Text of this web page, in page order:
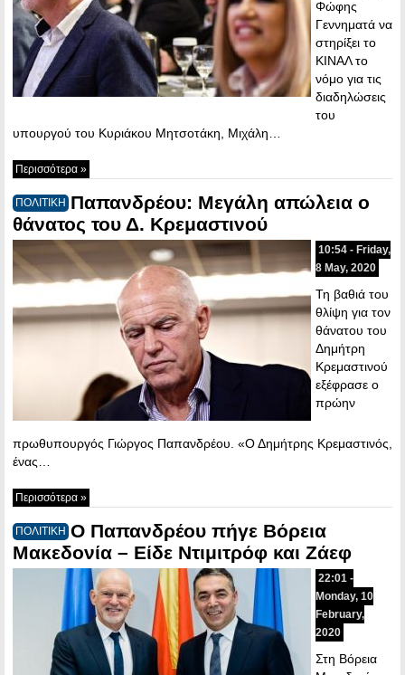
Φώφης
Γεννηματά να
στηρίξει το
ΚΙΝΑΛ το
νόμο για τις
διαδηλώσεις
του
υπουργού του Κυριάκου Μητσοτάκη, Μιχάλη…
Περισσότερα »
ΠΟΛΙΤΙΚΗ Παπανδρέου: Μεγάλη απώλεια ο
θάνατος του Δ. Κρεμαστινού
10:54 - Friday,
8 May, 2020
Τη βαθιά του
θλίψη για τον
θάνατου του
Δημήτρη
Κρεμαστινού
εξέφρασε ο
πρώην
πρωθυπουργός Γιώργος Παπανδρέου. «Ο Δημήτρης Κρεμαστινός,
ένας…
Περισσότερα »
ΠΟΛΙΤΙΚΗ Ο Παπανδρέου πήγε Βόρεια
Μακεδονία – Είδε Ντιμιτρόφ και Ζάεφ
22:01 -
Monday, 10
February,
2020
Στη Βόρεια